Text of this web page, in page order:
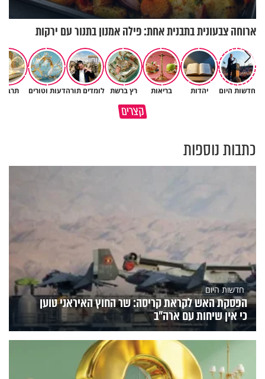
ארוחה צבעונית בתבנית אחת: פילה אמנון בתנור עם ירקות
חדשות היום יהדות בריאות רץ ברשת לומדים תורהדעות וטורים
קצרים
נפלאות הבריאה | הפיל - מלך
איך לשלוט בסיטואציה בצורה
כתבות נוספות
חדשות היום
הפסקת האש לקראת קריסה: שר החוץ האיראני טוען
כי אין שיחות עם ארה"ב